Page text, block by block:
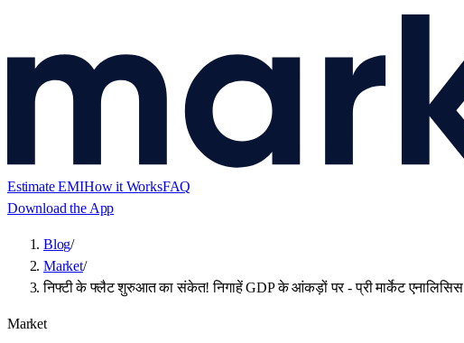
Estimate EMIHow it WorksFAQ
Download the App
Blog/
Market/
निफ्टी के फ्लैट शुरुआत का संकेत! निगाहें GDP के आंकड़ों पर - प्री मार्केट एनालिसिस
Market